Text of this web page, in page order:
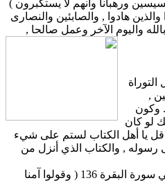
قسيسين ورهبانا وأنهم لا يستكبرون )
صح هذا الفصل والتمييز , وفصل أيضا بينهم في سورة الحج 17 إذ قال : ( ان الذين آمنوا والذين هادوا , والصابئين والنصارى
واليوم الآخر وعمل صالحا ,
,
وليحكم أهل الإنجيل بما انزل الله فيه . ومن لم يحكم بما أنزل الله فأولئك هم الفاسقون وأنزلنا البك الكتاب مصدقا لما بين يديه من الكتاب ومهيمنا عليه ) سورة المائدة 46-48 . وكون
لو كان
قد لحقهما التحريف ما كلن يأمر قائلا : ( وليحكم أهل الإنجيل بما أنزل الله فيه ومن لم يحكم بما أنزل الله فأولئك هم الفاسقون ) . وأيضا في سورة المائدة 68 ( قل يا أهل الكتاب لستم على شيء
رسوله , والكتاب الذي أنزل من
ولقد ورد في سورة البقرة 4- 5 عن هذا الإيمان ( والذين يؤمنون بما أنزل اليك وما أنزل من قبلك وبالآخرة هم يوقنون أولئك على هدى من ربهم وأولئك هم المفلحون ) . وأيضا في سورة البقرة 136 ( وقولوا آمنا